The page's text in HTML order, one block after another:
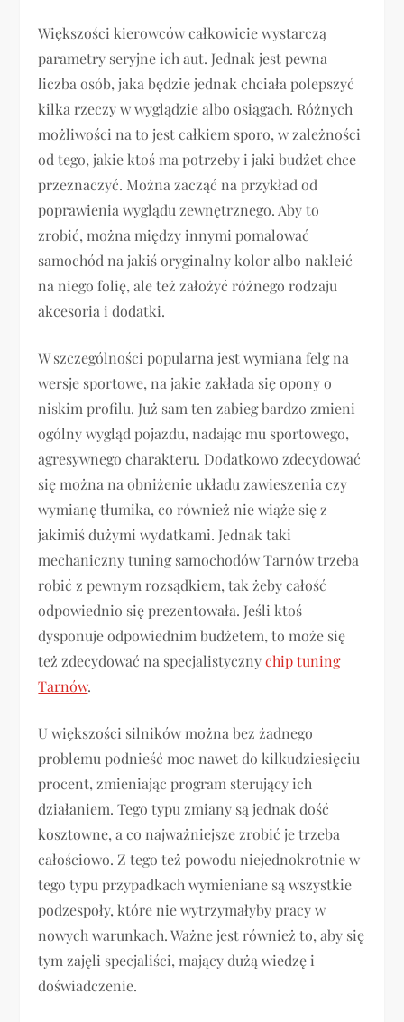
Większości kierowców całkowicie wystarczą
parametry seryjne ich aut. Jednak jest pewna
liczba osób, jaka będzie jednak chciała polepszyć
kilka rzeczy w wyglądzie albo osiągach. Różnych
możliwości na to jest całkiem sporo, w zależności
od tego, jakie ktoś ma potrzeby i jaki budżet chce
przeznaczyć. Można zacząć na przykład od
poprawienia wyglądu zewnętrznego. Aby to
zrobić, można między innymi pomalować
samochód na jakiś oryginalny kolor albo nakleić
na niego folię, ale też założyć różnego rodzaju
akcesoria i dodatki.
W szczególności popularna jest wymiana felg na
wersje sportowe, na jakie zakłada się opony o
niskim profilu. Już sam ten zabieg bardzo zmieni
ogólny wygląd pojazdu, nadając mu sportowego,
agresywnego charakteru. Dodatkowo zdecydować
się można na obniżenie układu zawieszenia czy
wymianę tłumika, co również nie wiąże się z
jakimiś dużymi wydatkami. Jednak taki
mechaniczny tuning samochodów Tarnów trzeba
robić z pewnym rozsądkiem, tak żeby całość
odpowiednio się prezentowała. Jeśli ktoś
dysponuje odpowiednim budżetem, to może się
też zdecydować na specjalistycznychip tuning
Tarnów.
U większości silników można bez żadnego
problemu podnieść moc nawet do kilkudziesięciu
procent, zmieniając program sterujący ich
działaniem. Tego typu zmiany są jednak dość
kosztowne, a co najważniejsze zrobić je trzeba
całościowo. Z tego też powodu niejednokrotnie w
tego typu przypadkach wymieniane są wszystkie
podzespoły, które nie wytrzymałyby pracy w
nowych warunkach. Ważne jest również to, aby się
tym zajęli specjaliści, mający dużą wiedzę i
doświadczenie.